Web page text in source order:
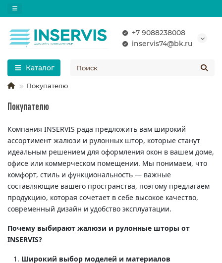
+7 9088238008
inservis74@bk.ru
Каталог
Покупателю
Покупателю
Компания INSERVIS рада предложить вам широкий
ассортимент жалюзи и рулонных штор, которые станут
идеальным решением для оформления окон в вашем доме,
офисе или коммерческом помещении. Мы понимаем, что
комфорт, стиль и функциональность — важные
составляющие вашего пространства, поэтому предлагаем
продукцию, которая сочетает в себе высокое качество,
современный дизайн и удобство эксплуатации.
Почему выбирают жалюзи и рулонные шторы от
INSERVIS?
Широкий выбор моделей и материалов